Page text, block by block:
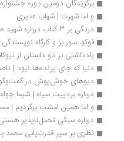
برگزیدگان دومین دوره جشنواره ادبی
و اما شهرت | شهاب غدیری
درنگی بر 3 کتاب درباره شهید صیادشیرازی | خشایار گرامی
فوکو، سور بز و کارگاه نویسندگی
یادداشتی بر دو داستان از
دنیا که جای پرنده‌ها نبود | ناصر فیض
دیوهای خوش‌پوش در گفت‌وگو با
درباره بردپیت سیاه | شیما جوادی
و اما همین امشب برگردیم | مسعود
درباره سبکی تحمل‌ناپذیر هستی |
نظری بر سیر قدرت‌یابی محمد بن